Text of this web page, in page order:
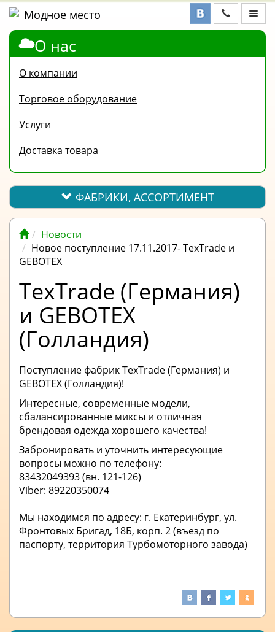
ФАБРИКИ,
ОТВЕТ
ПОЛЕЗНАЯ
ИНФОРМАЦИЯ
ВАКАНСИИ
ОПЛАТА
О нас
О компании
Торговое оборудование
Услуги
Доставка товара
ФАБРИКИ, АССОРТИМЕНТ
Новости
Новое поступление 17.11.2017- TexTrade и
GEBOTEX
TexTrade (Германия)
и GEBOTEX
(Голландия)
Поступление фабрик TexTrade (Германия) и
GEBOTEX (Голландия)!
Интересные, современные модели,
сбалансированные миксы и отличная
брендовая одежда хорошего качества!
Забронировать и уточнить интересующие
вопросы можно по телефону:
83432049393 (вн. 121-126)
Viber: 89220350074
Мы находимся по адресу: г. Екатеринбург, ул.
Фронтовых Бригад, 18Б, корп. 2 (въезд по
паспорту, территория Турбомоторного завода)